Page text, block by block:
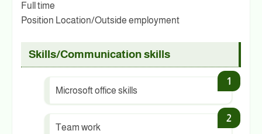
Full time
Position Location/Outside employment
Skills/Communication skills
Microsoft office skills
Team work